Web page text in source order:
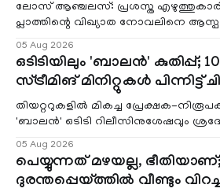
ലോസ് ആഞ്ചലസ്: പ്രശസ്ത
പ്ലാത്തിന്റെ വിഖ്യാത നോവലിനെ
ബെൽ ജാർ' എന്ന ചിത്രത്തി
05 Aug 2026
ഒടിടിയിലും 'ബാലൻ' കുതിപ്പ്;
സ്ട്രീമിങ് മിനിറ്റുകൾ പിന്നിട്ട്
തിയറ്ററുകളിൽ മികച്ച പ്രേക്ഷക-
'ബാലൻ' ഒടിടി റിലീസിനുശേഷവും
തുടരുന്നു. സീ5-ൽ
05 Aug 2026
പെയ്യുന്നത് മഴയല്ല, ഭീതിയാണ്;
ദുരന്തപ്പെയ്ത്തിൽ വീണ്ടും